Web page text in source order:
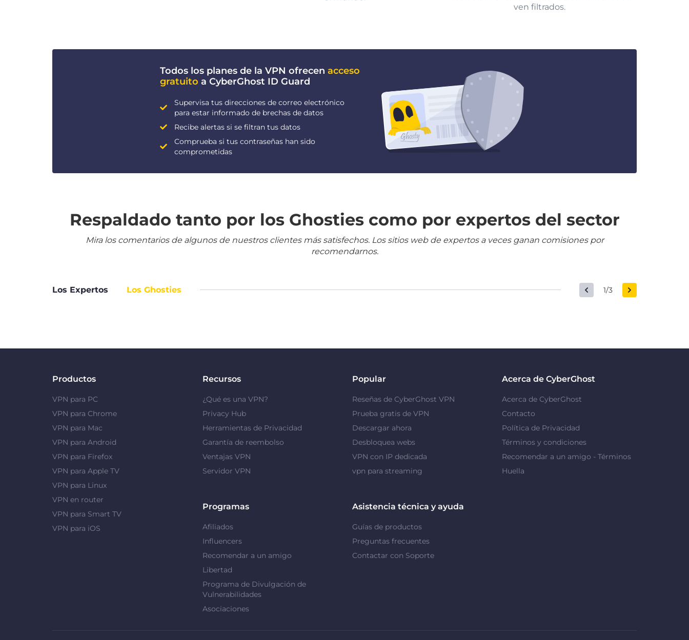
ven filtrados.
Todos los planes de la VPN ofrecen acceso
gratuito a CyberGhost ID Guard
Supervisa tus direcciones de correo electrónico
para estar informado de brechas de datos
Recibe alertas si se filtran tus datos
Comprueba si tus contraseñas han sido
comprometidas
Respaldado tanto por los Ghosties como por expertos del sector
Mira los comentarios de algunos de nuestros clientes más satisfechos. Los sitios web de expertos a veces ganan comisiones por
recomendarnos.
Los Expertos Los Ghosties 1/3
Productos
VPN para PC
VPN para Chrome
VPN para Mac
VPN para Android
VPN para Firefox
VPN para Apple TV
VPN para Linux
VPN en router
VPN para Smart TV
VPN para iOS
Recursos
¿Qué es una VPN?
Privacy Hub
Herramientas de Privacidad
Garantía de reembolso
Ventajas VPN
Servidor VPN
Popular
Reseñas de CyberGhost VPN
Prueba gratis de VPN
Descargar ahora
Desbloquea webs
VPN con IP dedicada
vpn para streaming
Acerca de CyberGhost
Acerca de CyberGhost
Contacto
Política de Privacidad
Términos y condiciones
Recomendar a un amigo - Términos
Huella
Programas
Afiliados
Influencers
Recomendar a un amigo
Libertad
Programa de Divulgación de
Vulnerabilidades
Asociaciones
Asistencia técnica y ayuda
Guías de productos
Preguntas frecuentes
Contactar con Soporte